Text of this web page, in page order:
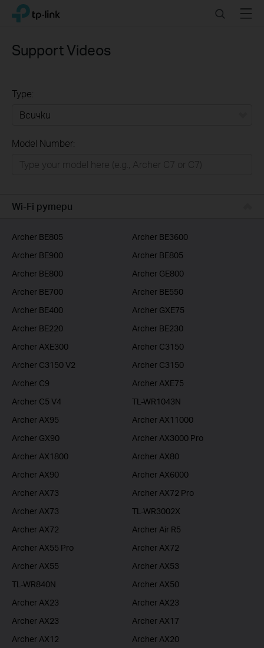
Click
navigation
TP-Link, Reliably Smart SearchMenu
Support Videos
Type:
Бизнес решения
Model Number:
Wi-Fi рутери
Archer BE805
Archer BE3600
Archer BE900
Archer BE805
Archer BE800
Archer GE800
Archer BE700
Archer BE550
Archer BE400
Archer GXE75
Archer BE220
Archer BE230
Archer AXE300
Archer C3150
Archer C3150 V2
Archer C3150
Archer C9
Archer AXE75
Archer C5 V4
TL-WR1043N
Archer AX95
Archer AX11000
Archer GX90
Archer AX3000 Pro
Archer AX1800
Archer AX80
Archer AX90
Archer AX6000
Archer AX73
Archer AX72 Pro
Archer AX73
TL-WR3002X
Archer AX72
Archer Air R5
Archer AX55 Pro
Archer AX72
Archer AX55
Archer AX53
TL-WR840N
Archer AX50
Archer AX23
Archer AX23
Archer AX23
Archer AX17
Archer AX12
Archer AX20